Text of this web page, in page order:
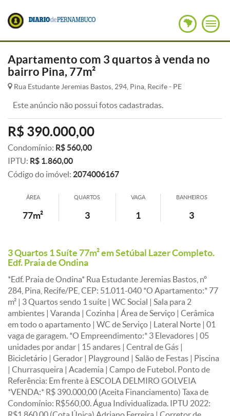
Apartamento com 3 quartos à venda no
bairro Pina, 77m²
Rua Estudante Jeremias Bastos, 294, Pina, Recife - PE
Este anúncio não possui fotos cadastradas.
R$ 390.000,00
Condomínio: R$ 560,00
IPTU: R$ 1.860,00
Código do imóvel: 2074006167
ÁREA
77m²
QUARTOS
3
VAGA
1
BANHEIROS
3
3 Quartos 1 Suíte 77m² em Setúbal Lazer Completo.
Edf. Praia de Ondina
*Edf. Praia de Ondina* Rua Estudante Jeremias Bastos, nº
284, Pina, Recife/PE, CEP: 51.011-040 *O Apartamento:* 77
m² | 3 Quartos sendo 1 suíte | WC Social | Sala para 2
ambientes | Varanda | Cozinha | Área de Serviço | Cerâmica
em todo o apartamento | WC de Serviço | Lateral Norte | 01
vaga de garagem. *O Empreendimento:* 3 Elevadores | 05
unidades por andar | 15 andares | Central de Gás |
Bicicletário | Gerador | Playground | Salão de Festas | Piscina
| Churrasqueira | Academia | Campo de Futebol. Ponto de
Referência: Em frente à ESCOLA DELMIRO GOLVEIA
*VENDA:* R$ 390.000,00 (Aceita Financiamento) Taxa de
Condomínio: R$560,00. Água Individualizada. IPTU 2022: